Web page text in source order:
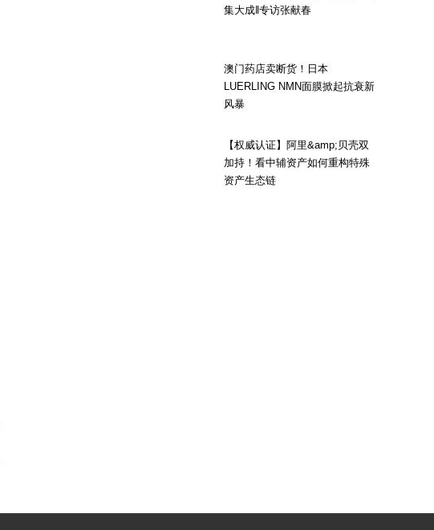
集大成‖专访张献春
澳门药店卖断货！日本
LUERLING NMN面膜掀起抗衰新
风暴
【权威认证】阿里&amp;贝壳双
加持！看中辅资产如何重构特殊
资产生态链